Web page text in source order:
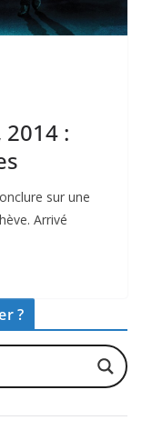
2014 :
sur une
Arrivé
?